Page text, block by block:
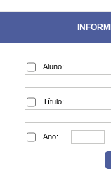
Aluno:
Título:
Ano: